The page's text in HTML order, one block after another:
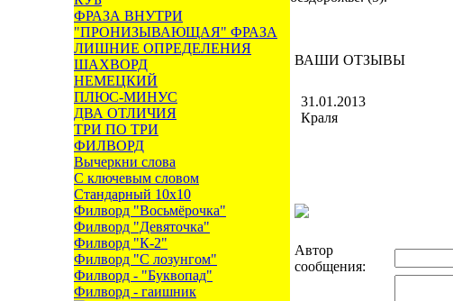
ФРАЗА ВНУТРИ
"ПРОНИЗЫВАЮЩАЯ" ФРАЗА
ЛИШНИЕ ОПРЕДЕЛЕНИЯ
ШАХВОРД
НЕМЕЦКИЙ
ПЛЮС-МИНУС
ДВА ОТЛИЧИЯ
ТРИ ПО ТРИ
ФИЛВОРД
Вычеркни слова
С ключевым словом
Стандарный 10х10
Филворд "Восьмёрочка"
Филворд "Девяточка"
Филворд "К-2"
Филворд "С лозунгом"
Филворд - "Буквопад"
Филворд - гаишник
ВАШИ ОТЗЫВЫ
31.01.2013
Краля
Автор
сообщения: